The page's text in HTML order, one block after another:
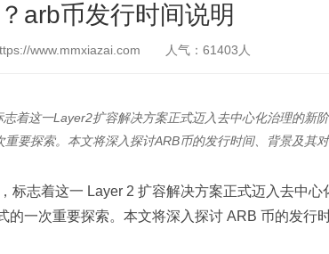
arb币发行时间说明
www.mmxiazai.com 人气： 61403 人
着这一Layer2扩容解决方案正式迈入去中心化治理的新阶
要探索。本文将深入探讨ARB币的发行时间、背景及其
标志着这一 Layer 2 扩容解决方案正式迈入去中心
一次重要探索。本文将深入探讨 ARB 币的发行